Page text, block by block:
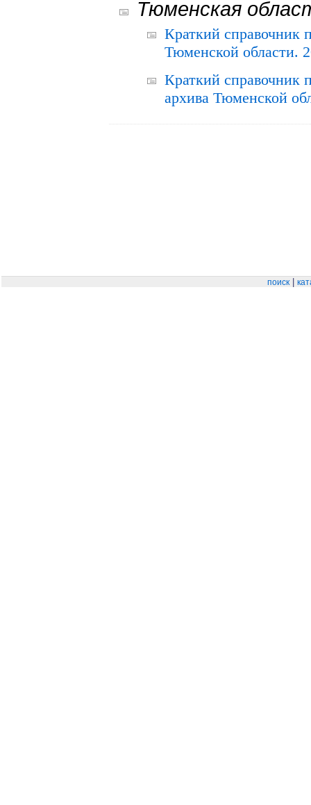
Тюменская
Краткий справочник
Тюменской области.
Краткий справочник
архива Тюменской
поиск